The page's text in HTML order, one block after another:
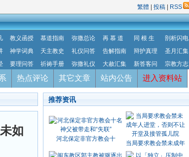
繁體 投稿 RSS
教义函授 慕道指南 弥撒总论 再 慕 道 同 根 生
剖析闪电
神学词典 天主教史 礼仪问答 告解指南 辩护真理
圣月汇集
要理问答 祈祷手册 弥撒礼仪 大赦汇集 新答客问 宗教方志
热点评论 其它文章 站内公告 进入资料站
如
推荐资讯
河北保定非官方教会十
当局要求教会禁未成年